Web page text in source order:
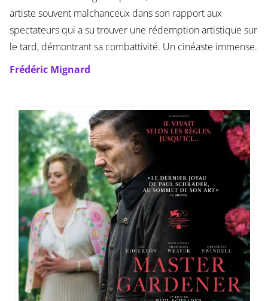
artiste souvent malchanceux dans son rapport aux
spectateurs qui a su trouver une rédemption artistique sur
le tard, démontrant sa combattivité. Un cinéaste immense.
Frédéric Mignard